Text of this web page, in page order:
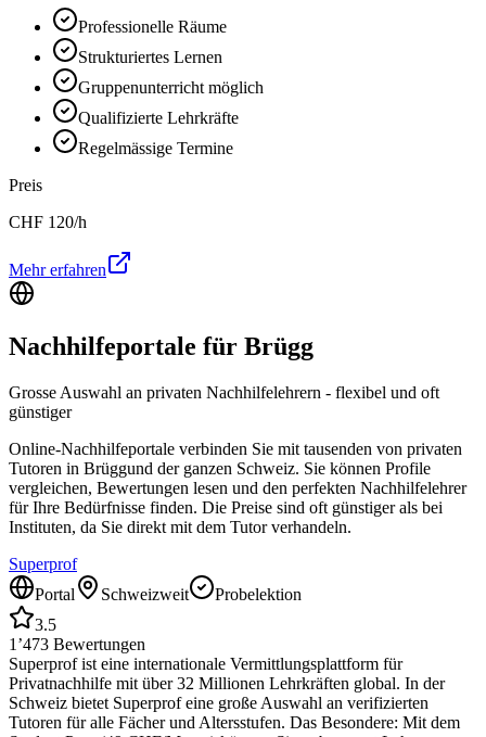
Professionelle Räume
Strukturiertes Lernen
Gruppenunterricht möglich
Qualifizierte Lehrkräfte
Regelmässige Termine
Preis
CHF 120/h
Mehr erfahren
Nachhilfeportale für Brügg
Grosse Auswahl an privaten Nachhilfelehrern - flexibel und oft
günstiger
Online-Nachhilfeportale verbinden Sie mit tausenden von privaten
Tutoren in Brüggund der ganzen Schweiz. Sie können Profile
vergleichen, Bewertungen lesen und den perfekten Nachhilfelehrer
für Ihre Bedürfnisse finden. Die Preise sind oft günstiger als bei
Instituten, da Sie direkt mit dem Tutor verhandeln.
Superprof
Portal
Schweizweit
Probelektion
3.5
1’473 Bewertungen
Superprof ist eine internationale Vermittlungsplattform für
Privatnachhilfe mit über 32 Millionen Lehrkräften global. In der
Schweiz bietet Superprof eine große Auswahl an verifizierten
Tutoren für alle Fächer und Altersstufen. Das Besondere: Mit dem